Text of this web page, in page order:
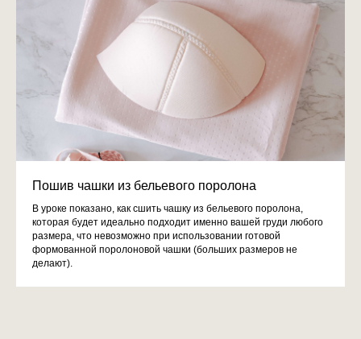
Пошив чашки из бельевого поролона
В уроке показано, как сшить чашку из бельевого поролона,
которая будет идеально подходит именно вашей груди любого
размера, что невозможно при использовании готовой
формованной поролоновой чашки (больших размеров не
делают).